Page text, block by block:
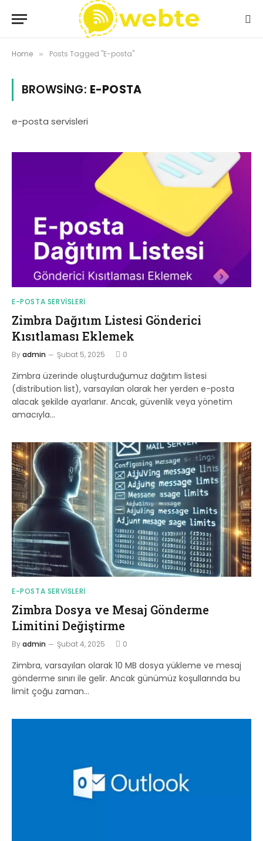
Home » Posts Tagged "E-posta"
BROWSING: E-POSTA
e-posta servisleri
E-POSTA SERVISLERI
Zimbra Dağıtım Listesi Gönderici
Kısıtlaması Eklemek
Byadmin Şubat 5, 2025 0
Zimbra üzerinde oluşturduğumuz dağıtım listesi
(distribution list), varsayılan olarak her yerden e-posta
alacak şekilde ayarlanır. Ancak, güvenlik veya yönetim
amacıyla…
E-POSTA SERVISLERI
Zimbra Dosya ve Mesaj Gönderme
Limitini Değiştirme
Byadmin Şubat 4, 2025 0
Zimbra, varsayılan olarak 10 MB dosya yükleme ve mesaj
gönderme sınırı ile gelir. Ancak günümüz koşullarında bu
limit çoğu zaman…